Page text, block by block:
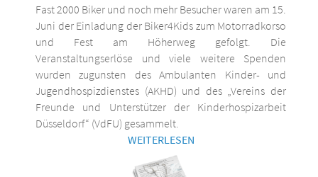
Fast 2000 Biker und noch mehr Besucher waren am 15.
Juni der Einladung der Biker4Kids zum Motorradkorso
und Fest am Höherweg gefolgt. Die
Veranstaltungserlöse und viele weitere Spenden
wurden zugunsten des Ambulanten Kinder- und
Jugendhospizdienstes (AKHD) und des „Vereins der
Freunde und Unterstützer der Kinderhospizarbeit
Düsseldorf“ (VdFU) gesammelt.
WEITERLESEN